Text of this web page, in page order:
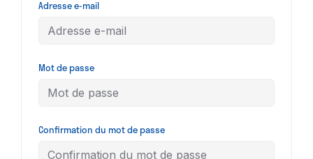
Adresse e-mail
Mot de passe
Confirmation du mot de passe